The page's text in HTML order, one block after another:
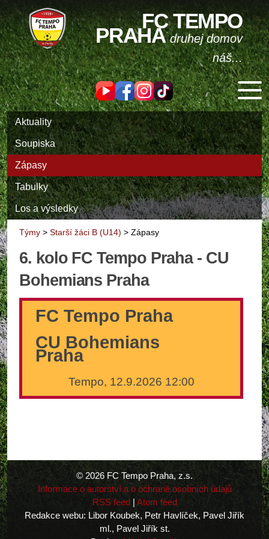
FC TEMPO
PRAHAdruhej domov
náš...
Aktuality
Soupiska
Zápasy
Tabulky
Los a výsledky
Týmy > Starší žáci B (U14) > Zápasy
6. kolo FC Tempo Praha - CU
Bohemians Praha
FC Tempo Praha
CU Bohemians
Praha
Tempo, 12.9.2026 12:00
© 2026 FC Tempo Praha, z.s.
Informace o autorství a o ochraně osobních údajů
RSS feed| Atom feed
Redakce webu: Libor Koubek, Petr Havlíček, Pavel Jiřík
ml., Pavel Jiřík st.